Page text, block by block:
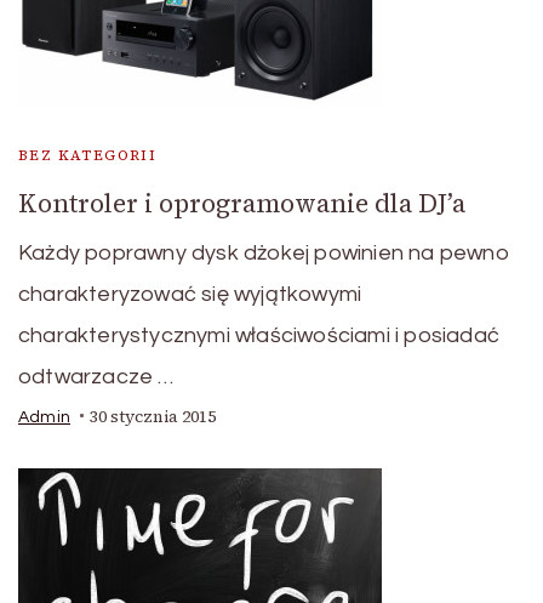
BEZ KATEGORII
Kontroler i oprogramowanie dla DJ’a
Każdy poprawny dysk dżokej powinien na pewno
charakteryzować się wyjątkowymi
charakterystycznymi właściwościami i posiadać
odtwarzacze …
Admin 30 stycznia 2015